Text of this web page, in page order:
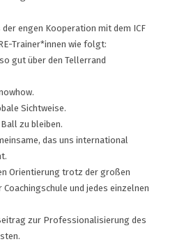
engen Kooperation mit dem ICF
Trainer*innen wie folgt:
gut über den Tellerrand
Sichtweise.
zu bleiben.
das uns international
Orientierung trotz der großen
und jedes einzelnen
zur Professionalisierung des